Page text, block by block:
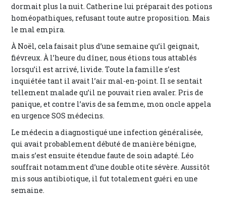
dormait plus la nuit. Catherine lui préparait des potions
homéopathiques, refusant toute autre proposition. Mais
le mal empira.
À Noël, cela faisait plus d’une semaine qu’il geignait,
fiévreux. À l’heure du dîner, nous étions tous attablés
lorsqu’il est arrivé, livide. Toute la famille s’est
inquiétée tant il avait l’air mal-en-point. Il se sentait
tellement malade qu’il ne pouvait rien avaler. Pris de
panique, et contre l’avis de sa femme, mon oncle appela
en urgence SOS médecins.
Le médecin a diagnostiqué une infection généralisée,
qui avait probablement débuté de manière bénigne,
mais s’est ensuite étendue faute de soin adapté. Léo
souffrait notamment d’une double otite sévère. Aussitôt
mis sous antibiotique, il fut totalement guéri en une
semaine.